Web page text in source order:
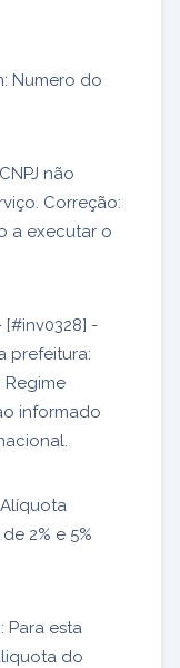
Numero do
não
Correção:
a executar o
[#inv0328] -
prefeitura:
Regime
informado
2% e 5%
Para esta
do